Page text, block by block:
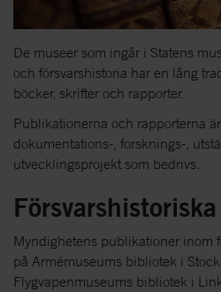
De museer som ingår i Statens
och försvarshistoria har en lång
böcker, skrifter och rapporter.
Publikationerna och rapporterna
dokumentations-, forsknings-,
utvecklingsprojekt som bedrivs.
Myndighetens publikationer inom
på Armémuseums bibliotek i
Flygvapenmuseums bibliotek i